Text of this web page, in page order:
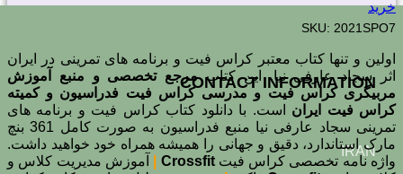
CONTACT INFORMATION
IRAN
خرید
SKU: 2021SPO7
اولین و تنها کتاب معتبر کراس فیت و برنامه های تمرینی در ایران
اثر سجاد عارفی نیا. این کتابمرجع تخصصی و منبع آموزش
مربیگری کراس فیت و مدرسی کراس فیت فدراسیون و کمیته
کراس فیت ایران است. با دانلود کتاب کراس فیت و برنامه های
تمرینی سجاد عارفی نیا منبع فدراسیون به صورت کامل 361 بنچ
مارک استاندارد، دقیق و جهانی را همیشه همراه خود خواهید داشت.
واژه نامه تخصصی کراس فیتCrossfit
آموزش مدیریت کلاس و